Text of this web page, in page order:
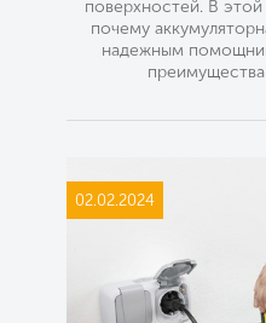
поверхностей. В
почему
надежным
преимущества
02.02.2024